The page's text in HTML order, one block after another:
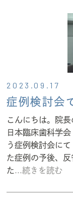
2023.09.17
症例検討会
こんにちは。院
日本臨床歯科学
う症例検討会に
た症例の予後、
た
...続きを読む